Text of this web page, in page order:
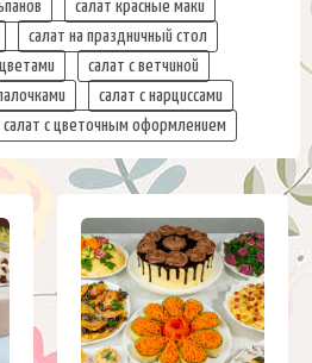
салат красные маки
салат на праздничный стол
салат с ветчиной
салат с нарциссами
салат с цветочным оформлением